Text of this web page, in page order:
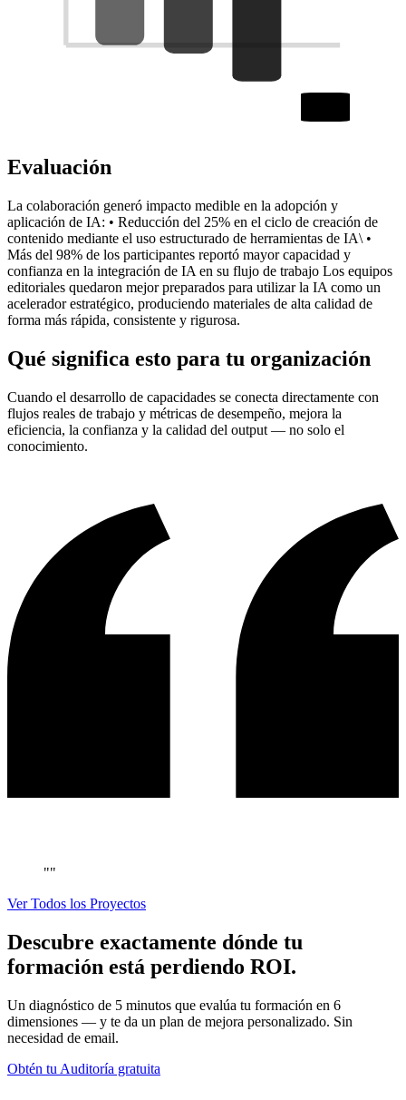
Evaluación
La colaboración generó impacto medible en la adopción y
aplicación de IA: • Reducción del 25% en el ciclo de creación de
contenido mediante el uso estructurado de herramientas de IA\ •
Más del 98% de los participantes reportó mayor capacidad y
confianza en la integración de IA en su flujo de trabajo Los equipos
editoriales quedaron mejor preparados para utilizar la IA como un
acelerador estratégico, produciendo materiales de alta calidad de
forma más rápida, consistente y rigurosa.
Qué significa esto para tu organización
Cuando el desarrollo de capacidades se conecta directamente con
flujos reales de trabajo y métricas de desempeño, mejora la
eficiencia, la confianza y la calidad del output — no solo el
conocimiento.
""
Ver Todos los Proyectos
Descubre exactamente dónde tu
formación está perdiendo ROI.
Un diagnóstico de 5 minutos que evalúa tu formación en 6
dimensiones — y te da un plan de mejora personalizado. Sin
necesidad de email.
Obtén tu Auditoría gratuita